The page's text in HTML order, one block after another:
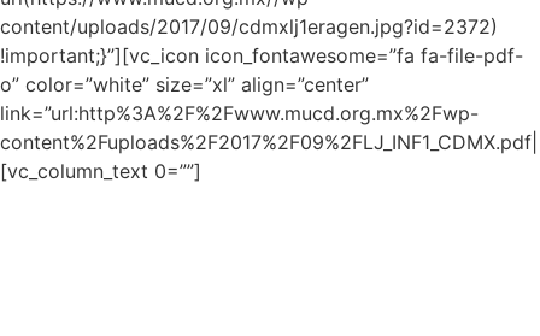
content/uploads/2017/09/cdmxlj1eragen.jpg?id=2372)
!important;}”][vc_icon icon_fontawesome=”fa fa-file-pdf-
o” color=”white” size=”xl” align=”center”
link=”url:http%3A%2F%2Fwww.mucd.org.mx%2Fwp-
[vc_column_text 0=””]